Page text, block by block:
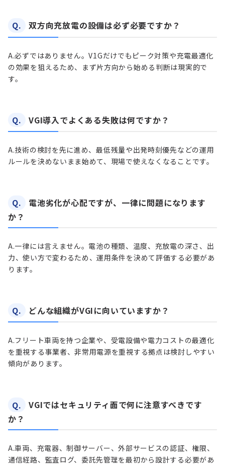
Q. 双方向充放電の設備は必ず必要ですか？
A.必ずではありません。V1Gだけでもピーク対策や充電最適化
の効果を狙えるため、まず片方向から始める判断は現実的で
す。
Q. VGI導入でよくある失敗は何ですか？
A.技術の検討を先に進め、最低残量や出発時刻優先などの運用
ルールを決めないまま始めて、現場で使えなくなることです。
Q.
電池劣化が心配ですが、一律に問題になります
か？
A.一律には言えません。電池の種類、温度、充放電の深さ、出
力、使い方で変わるため、運用条件を決めて評価する必要があ
ります。
Q. どんな組織がVGIに向いていますか？
A.フリート車両を持つ企業や、受電設備や電力コストの最適化
を重視する事業者、非常用電源を重視する拠点は検討しやすい
傾向があります。
Q.
VGIではセキュリティ面で何に注意すべきです
か？
A.車両、充電器、制御サーバー、外部サービスの認証、権限、
通信経路、監査ログ、委託先管理を最初から設計する必要があ